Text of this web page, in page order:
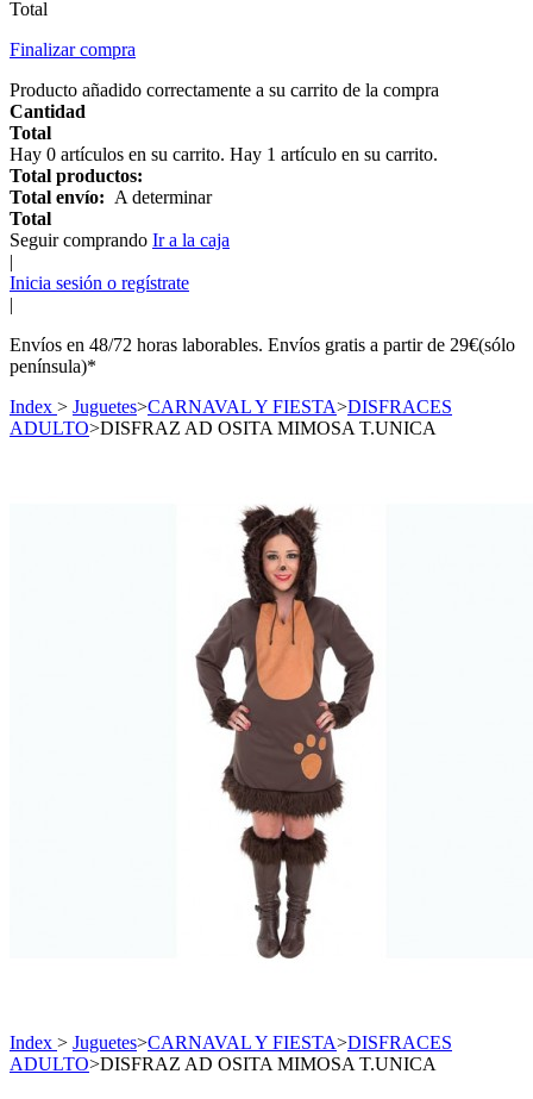
Total
Finalizar compra
Producto añadido correctamente a su carrito de la compra
Cantidad
Total
Hay 0 artículos en su carrito. Hay 1 artículo en su carrito.
Total productos:
Total envío: A determinar
Total
Seguir comprando Ir a la caja
|
Inicia sesión o regístrate
|
Envíos en 48/72 horas laborables. Envíos gratis a partir de 29€(sólo
península)*
Index > Juguetes>CARNAVAL Y FIESTA>DISFRACES
ADULTO>DISFRAZ AD OSITA MIMOSA T.UNICA
Index > Juguetes>CARNAVAL Y FIESTA>DISFRACES
ADULTO>DISFRAZ AD OSITA MIMOSA T.UNICA